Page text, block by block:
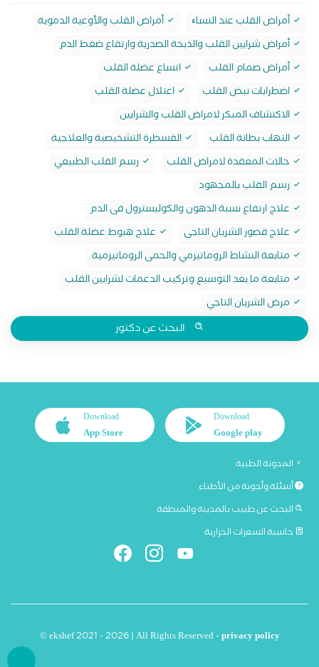
أمراض القلب عند النساﺀ
أمراض القلب والأوعية الدموية
أمراض شرايين القلب والذبحة الصدرية وارتقاع ضغط الدم
أمراض صمام القلب
اتساع عضلة القلب
اضطرابات نبض القلب
اعتلال عضلة القلب
الاكتشاف المبكر لامراض القلب والشرايين
التهاب بطانة القلب
القسطرة التشخيصية والعلاجية
حالات المعقدة لامراض القلب
رسم القلب الطبيعي
رسم القلب بالمجهود
علاج ارتفاع نسبة الدهون والكوليسترول فى الدم
علاج قصور الشريان التاجى
علاج هبوط عضلة القلب
متابعة النشاط الروماتيزمي والحمى الروماتيزمية
متابعة ما بعد التوسيع وتركيب الدعمات لشرايين القلب
مرض الشريان التاجي
البحث عن دكتور
Download
Google play
Download
App Store
المدونة الطبية
أسئلة وأجوبة من الأطباء
البحث عن طبيب بالمدينة والمنطقة
حاسبة السعرات الحرارية
© ekshef 2021 - 2026 | All Rights Reserved -privacy policy